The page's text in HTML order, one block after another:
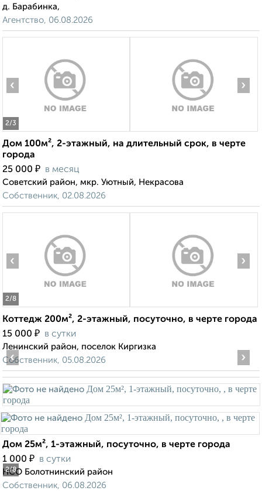
д. Барабинка,
Агентство, 06.08.2026
2/3
‹ ›
Дом 100м², 2-этажный, на длительный срок, в черте
города
25 000 ₽ в месяц
Советский район, мкр. Уютный, Некрасова
Собственник, 02.08.2026
2/8
‹ ›
Коттедж 200м², 2-этажный, посуточно, в черте города
15 000 ₽ в сутки
Ленинский район, поселок Киргизка
Собственник, 05.08.2026
2/8
‹ ›
Дом 25м², 1-этажный, посуточно, в черте города
1 000 ₽ в сутки
НСО Болотнинский район
Собственник, 06.08.2026